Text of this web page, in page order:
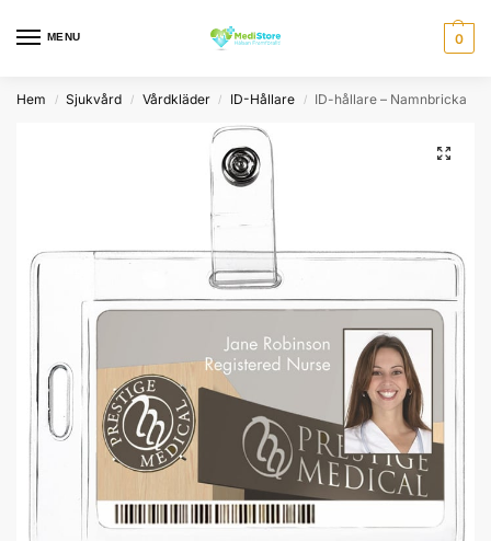
MENU 0
Hem / Sjukvård / Vårdkläder / ID-Hållare / ID-hållare – Namnbricka